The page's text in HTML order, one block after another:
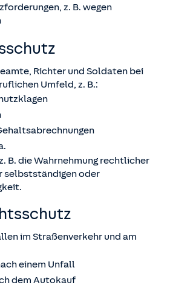
z. B. wegen
Richter und Soldaten bei
Umfeld, z. B.:
B. die Wahrnehmung rechtlicher
selbstständigen oder
im Straßenverkehr und am
einem Unfall
dem Autokauf